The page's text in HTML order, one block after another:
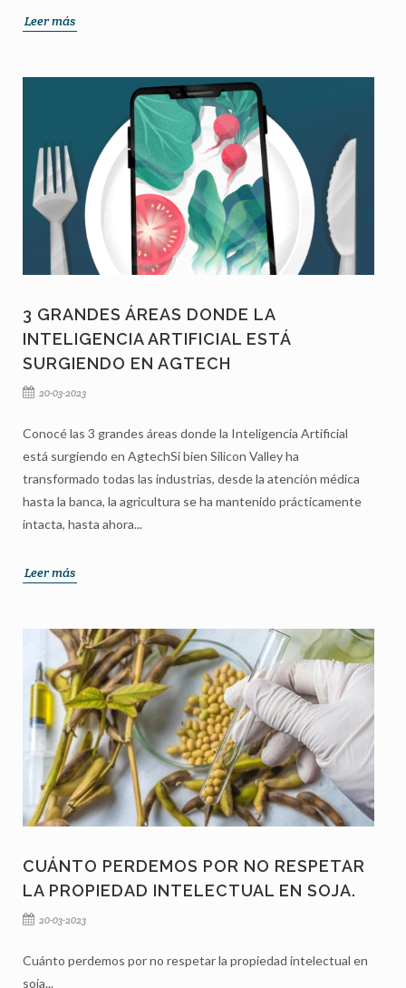
Leer más
3 GRANDES ÁREAS DONDE LA
INTELIGENCIA ARTIFICIAL ESTÁ
SURGIENDO EN AGTECH
20-03-2023
Conocé las 3 grandes áreas donde la Inteligencia Artificial
está surgiendo en AgtechSi bien Silicon Valley ha
transformado todas las industrias, desde la atención médica
hasta la banca, la agricultura se ha mantenido prácticamente
intacta, hasta ahora...
Leer más
CUÁNTO PERDEMOS POR NO RESPETAR
LA PROPIEDAD INTELECTUAL EN SOJA.
20-03-2023
Cuánto perdemos por no respetar la propiedad intelectual en
soja...